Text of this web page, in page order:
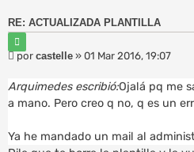
RE: ACTUALIZADA PLANTILLA
i
t
r
M
n
a
e
por castelle » 01 Mar 2016, 19:07
Arquimedes escribió:Ojalá pq me
a mano. Pero creo q no, q es un
Ya he mandado un mail al